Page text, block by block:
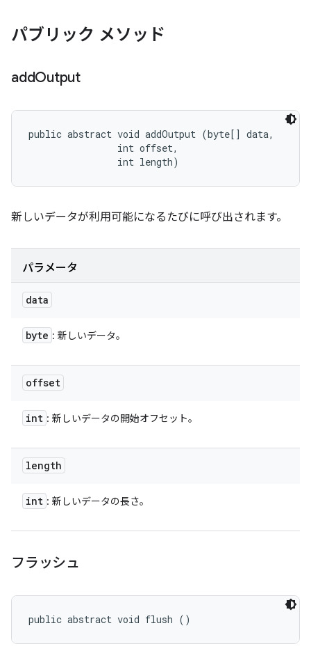
パブリック メソッド
addOutput
public abstract void addOutput (byte[] data,
                int offset,
                int length)
新しいデータが利用可能になるたびに呼び出されます。
パラメータ
data
byte : 新しいデータ。
offset
int : 新しいデータの開始オフセット。
length
int : 新しいデータの長さ。
フラッシュ
public abstract void flush ()